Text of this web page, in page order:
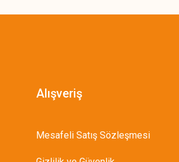
Alışveriş
Mesafeli Satış Sözleşmesi